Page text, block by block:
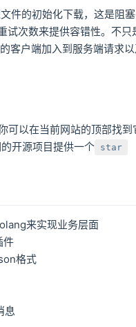
件的初始化下载，这是阻
试次数来提供容错性。不
客户端加入到服务端请求
以在当前网站的顶部找
开源项目提供一个 star
来实现业务层面
件
格式
息